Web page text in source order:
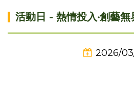
活動日 - 熱情投入‧創藝無
2026/